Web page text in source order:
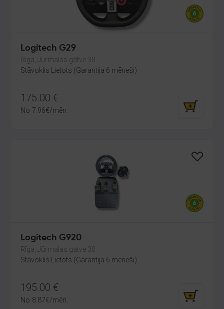
Logitech G29
Rīga, Jūrmalas gatve 30
Stāvoklis Lietots (Garantija 6 mēneši)
175.00 €
No 7.96€/mēn.
Logitech G920
Rīga, Jūrmalas gatve 30
Stāvoklis Lietots (Garantija 6 mēneši)
195.00 €
No 8.87€/mēn.